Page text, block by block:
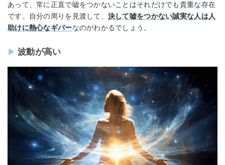
あって、常に正直で嘘をつかないことはそれだけでも貴重な存在
です。自分の周りを見渡して、 決して嘘をつかない誠実な人は人
助けに熱心なギバーなのがわかるでしょう。
波動が高い